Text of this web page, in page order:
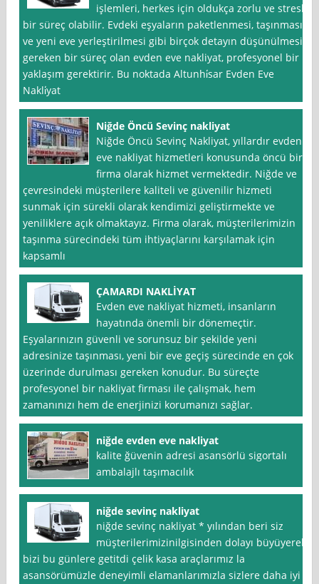
işlemleri, herkes için oldukça zorlu ve stresli
bir süreç olabilir. Evdeki eşyaların paketlenmesi, taşınması
ve yeni eve yerleştirilmesi gibi birçok detayın düşünülmesi
gereken bir süreç olan evden eve nakliyat, profesyonel bir
yaklaşım gerektirir. Bu noktada Altunhi̇sar Evden Eve
Nakli̇yat
Niğde Öncü Sevinç nakliyat
Niğde Öncü Sevinç Nakliyat, yıllardır evden
eve nakliyat hizmetleri konusunda öncü bir
firma olarak hizmet vermektedir. Niğde ve
çevresindeki müşterilere kaliteli ve güvenilir hizmeti
sunmak için sürekli olarak kendimizi geliştirmekte ve
yeniliklere açık olmaktayız. Firma olarak, müşterilerimizin
taşınma sürecindeki tüm ihtiyaçlarını karşılamak için
kapsamlı
ÇAMARDI NAKLİYAT
Evden eve nakliyat hizmeti, insanların
hayatında önemli bir dönemeçtir.
Eşyalarınızın güvenli ve sorunsuz bir şekilde yeni
adresinize taşınması, yeni bir eve geçiş sürecinde en çok
üzerinde durulması gereken konudur. Bu süreçte
profesyonel bir nakliyat firması ile çalışmak, hem
zamanınızı hem de enerjinizi korumanızı sağlar.
niğde evden eve nakliyat
kalite ğüvenin adresi asansörlü sigortalı
ambalajlı taşımacılık
niğde sevinç nakliyat
niğde sevinç nakliyat * yılından beri siz
müşterilerimizinilgisinden dolayı büyüyerek
bizi bu günlere getitdi çelik kasa araçlarımız la
asansörümüzle deneyimli elamanlarımızla sizlere daha iyi